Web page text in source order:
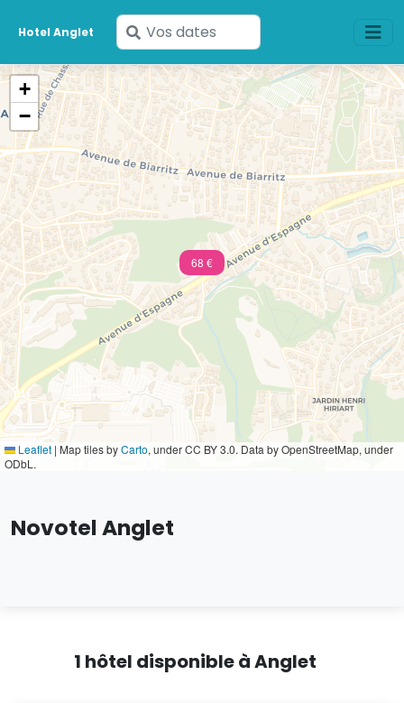
Hotel Anglet
Saisissez
vos
dates
68 €
+
−
Leaflet | Map tiles byCarto, under CC BY 3.0. Data by OpenStreetMap, under
ODbL.
Novotel Anglet
1 hôtel disponible à Anglet